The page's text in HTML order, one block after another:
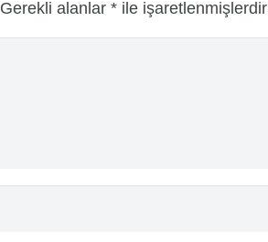
Gerekli alanlar * ile işaretlenmişlerdir